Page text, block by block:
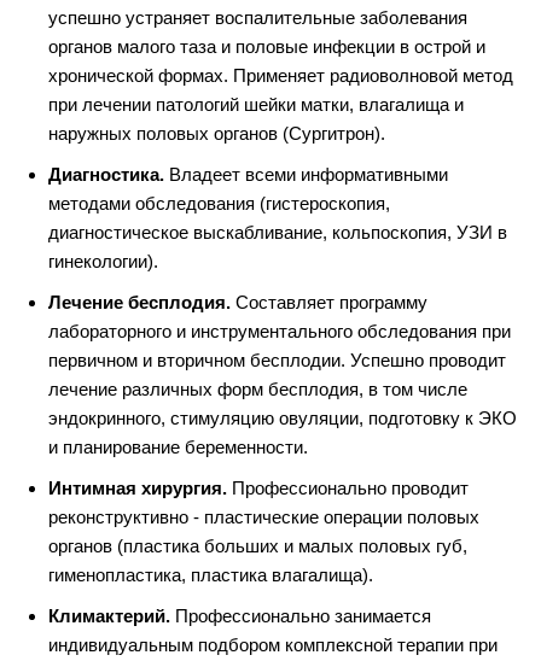
успешно устраняет воспалительные заболевания
органов малого таза и половые инфекции в острой и
хронической формах. Применяет радиоволновой метод
при лечении патологий шейки матки, влагалища и
наружных половых органов (Сургитрон).
Диагностика. Владеет всеми информативными
методами обследования (гистероскопия,
диагностическое выскабливание, кольпоскопия, УЗИ в
гинекологии).
Лечение бесплодия. Составляет программу
лабораторного и инструментального обследования при
первичном и вторичном бесплодии. Успешно проводит
лечение различных форм бесплодия, в том числе
эндокринного, стимуляцию овуляции, подготовку к ЭКО
и планирование беременности.
Интимная хирургия. Профессионально проводит
реконструктивно - пластические операции половых
органов (пластика больших и малых половых губ,
гименопластика, пластика влагалища).
Климактерий. Профессионально занимается
индивидуальным подбором комплексной терапии при